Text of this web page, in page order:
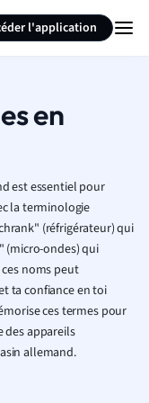
l'application
en
est essentiel pour
la terminologie
(réfrigérateur) qui
(micro-ondes) qui
noms peut
ta confiance en toi
ces termes pour
des appareils
allemand.
Résumer la page